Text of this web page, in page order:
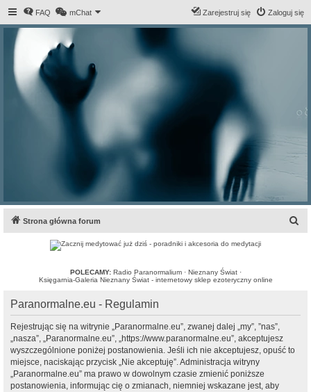
FAQ mChat Zaloguj się
Zarejestruj się
Strona główna forum
POLECAMY: Radio Paranormalium· Nieznany Świat·
Księgarnia-Galeria Nieznany Świat - internetowy sklep ezoteryczny online
Paranormalne.eu - Regulamin
Rejestrując się na witrynie „Paranormalne.eu”, zwanej dalej „my”, ”nas”,
„nasza”, „Paranormalne.eu”, „https://www.paranormalne.eu”, akceptujesz
wyszczególnione poniżej postanowienia. Jeśli ich nie akceptujesz, opuść to
miejsce, naciskając przycisk „Nie akceptuję”. Administracja witryny
„Paranormalne.eu” ma prawo w dowolnym czasie zmienić poniższe
postanowienia, informując cię o zmianach, niemniej wskazane jest, aby